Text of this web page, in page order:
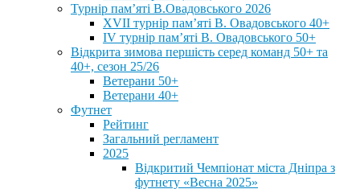
Турнір пам’яті В.Овадовського 2026
XVII турнір пам’яті В. Овадовського 40+
IV турнір пам’яті В. Овадовського 50+
Відкрита зимова першість серед команд 50+ та
40+, сезон 25/26
Ветерани 50+
Ветерани 40+
Футнет
Рейтинг
Загальний регламент
2025
Відкритий Чемпіонат міста Дніпра з
футнету «Весна 2025»